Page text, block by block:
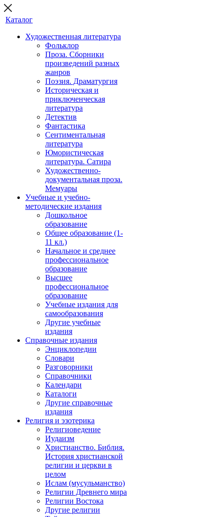
Каталог
Художественная литература
Фольклор
Проза. Сборники
произведений разных
жанров
Поэзия. Драматургия
Историческая и
приключенческая
литература
Детектив
Фантастика
Сентиментальная
литература
Юмористическая
литература. Сатира
Художественно-
документальная проза.
Мемуары
Учебные и учебно-
методические издания
Дошкольное
образование
Общее образование (1-
11 кл.)
Начальное и среднее
профессиональное
образование
Высшее
профессиональное
образование
Учебные издания для
самообразования
Другие учебные
издания
Справочные издания
Энциклопедии
Словари
Разговорники
Справочники
Календари
Каталоги
Другие справочные
издания
Религия и эзотерика
Религиоведение
Иудаизм
Христианство. Библия.
История христианской
религии и церкви в
целом
Ислам (мусульманство)
Религии Древнего мира
Религии Востока
Другие религии